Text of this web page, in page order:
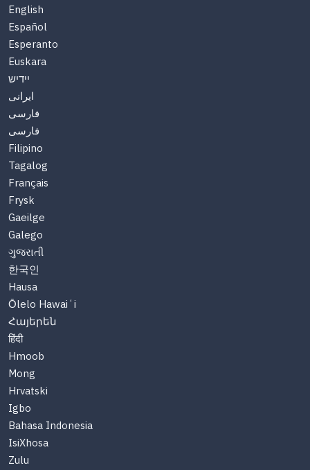
English
Español
Esperanto
Euskara
יידיש
ایرانی
فارسی
فارسی
Filipino
Tagalog
Français
Frysk
Gaeilge
Galego
ગુજરાતી
한국인
Hausa
Ōlelo Hawaiʻi
Հայերեն
हिंदी
Hmoob
Mong
Hrvatski
Igbo
Bahasa Indonesia
IsiXhosa
Zulu